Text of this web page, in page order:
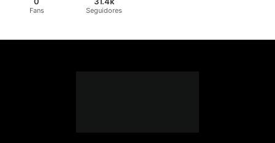
Fans Seguidores